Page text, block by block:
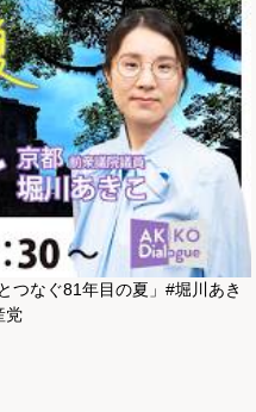
つなぐ81年目の夏」#堀川あき
党